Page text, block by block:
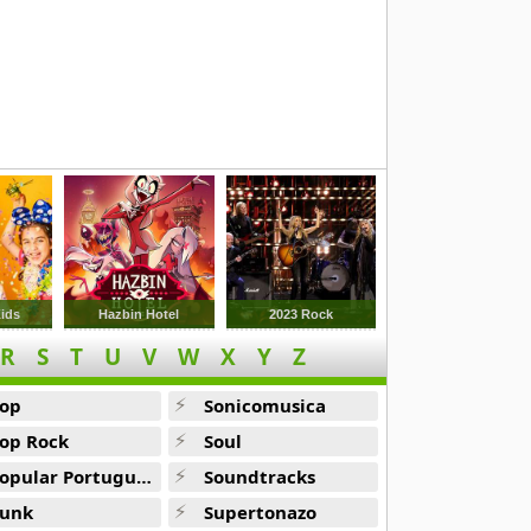
Hazbin Hotel 2023 Rock
R S T U V W X Y Z
Rock
Portuguesa
Sonicomusica
Soul
Soundtracks
Supertonazo